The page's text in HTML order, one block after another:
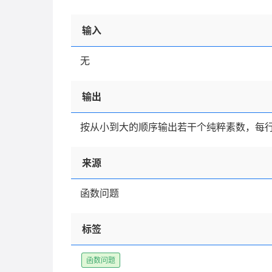
输入
无
输出
按从小到大的顺序输出若干个纯粹素数，每
来源
函数问题
标签
函数问题